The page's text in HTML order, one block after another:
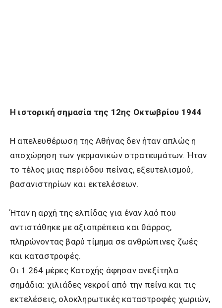
Η ιστορική σημασία της 12ης Οκτωβρίου 1944
Η απελευθέρωση της Αθήνας δεν ήταν απλώς η
αποχώρηση των γερμανικών στρατευμάτων. Ήταν
το τέλος μιας περιόδου πείνας, εξευτελισμού,
βασανιστηρίων και εκτελέσεων.
Ήταν η αρχή της ελπίδας για έναν λαό που
αντιστάθηκε με αξιοπρέπεια και θάρρος,
πληρώνοντας βαρύ τίμημα σε ανθρώπινες ζωές
και καταστροφές.
Οι 1.264 μέρες Κατοχής άφησαν ανεξίτηλα
σημάδια: χιλιάδες νεκροί από την πείνα και τις
εκτελέσεις, ολοκληρωτικές καταστροφές χωριών,